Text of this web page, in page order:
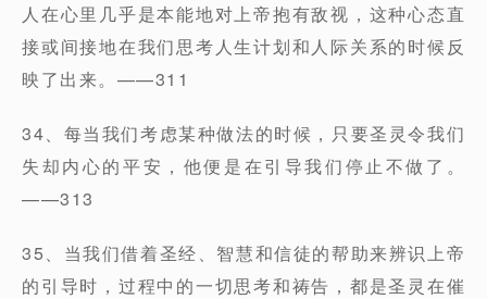
人在心里几乎是本能地对上帝抱有敌视，这种心态直
接或间接地在我们思考人生计划和人际关系的时候反
映了出来。——311
34、每当我们考虑某种做法的时候，只要圣灵令我们
失却内心的平安，他便是在引导我们停止不做了。
——313
35、当我们借着圣经、智慧和信徒的帮助来辨识上帝
的引导时，过程中的一切思考和祷告，都是圣灵在催